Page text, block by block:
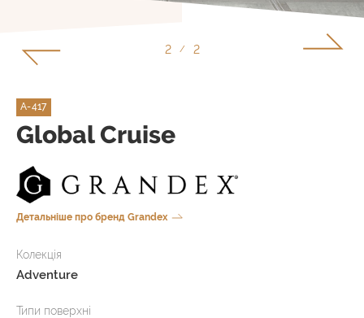
2 / 2
A-417
Global Cruise
Детальніше про бренд Grandex
Колекція
Adventure
Типи поверхні